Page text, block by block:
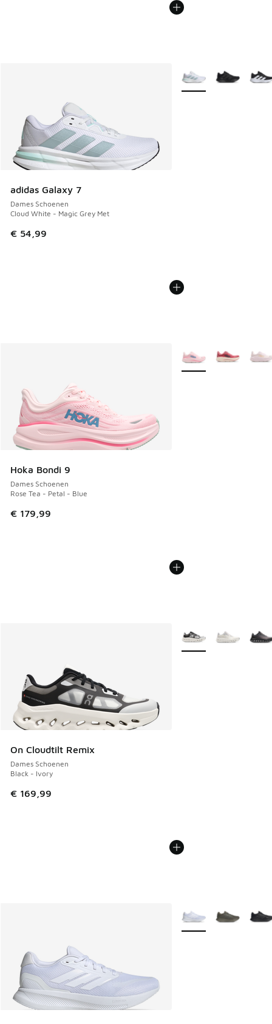
adidas Galaxy 7
Dames Schoenen
Cloud White - Magic Grey Met
€ 54,99
Meer kleuren
Hoka Bondi 9
Dames Schoenen
Rose Tea - Petal - Blue
€ 179,99
Meer kleuren
On Cloudtilt Remix
Dames Schoenen
Black - Ivory
€ 169,99
Meer kleuren
Meer kleuren